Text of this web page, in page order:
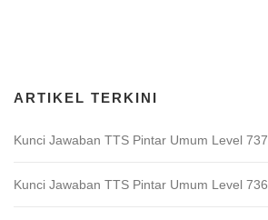
ARTIKEL TERKINI
Kunci Jawaban TTS Pintar Umum Level 737
Kunci Jawaban TTS Pintar Umum Level 736